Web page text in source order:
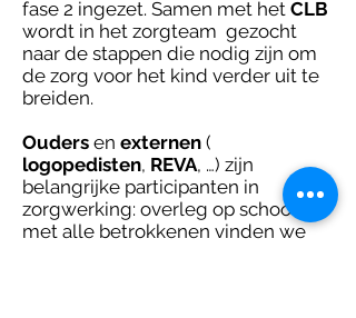
fase 2 ingezet. Samen met het CLB
wordt in het zorgteam gezocht
naar de stappen die nodig zijn om
de zorg voor het kind verder uit te
breiden.
Ouders en externen (
logopedisten, REVA, …) zijn
belangrijke participanten in
zorgwerking: overleg op school
met alle betrokkenen vinden we